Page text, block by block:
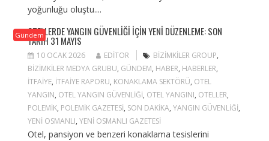
yoğunluğu oluştu....
Gündem
OTELLERDE YANGIN GÜVENLIĞI IÇIN YENI DÜZENLEME: SON
TARIH 31 MAYIS
10 OCAK 2026 EDITOR BIZIMKILER GROUP,
BIZIMKILER MEDYA GRUBU, GÜNDEM, HABER, HABERLER,
ITFAIYE, ITFAIYE RAPORU, KONAKLAMA SEKTÖRÜ, OTEL
YANGIN, OTEL YANGIN GÜVENLIĞI, OTEL YANGINI, OTELLER,
POLEMIK, POLEMIK GAZETESI, SON DAKIKA, YANGIN GÜVENLIĞI,
YENI OSMANLI, YENI OSMANLI GAZETESI
Otel, pansiyon ve benzeri konaklama tesislerini